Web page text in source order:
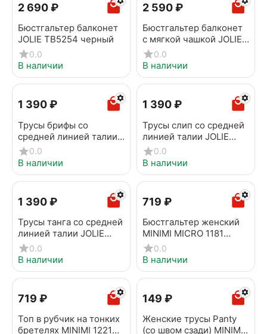
2 690₽
Бюстгальтер балконет
JOLIE TB5254 черный
0.0
В наличии
2 590₽
Бюстгальтер балконет
с мягкой чашкой JOLIE
TB6255 черный
0.0
В наличии
1 390₽
Трусы брифы со
средней линией талии
CONTE JOLIE TP1194
черный
0.0
В наличии
1 390₽
Трусы слип со средней
линией талии JOLIE
TP3195 черный
0.0
В наличии
1 390₽
Трусы танга со средней
линией талии JOLIE
TP6196 черный
0.0
В наличии
‍719‍ ₽
Бюстгальтер женский
MINIMI MICRO 1181
Bianco
0.0
В наличии
‍719‍ ₽
Топ в рубчик на тонких
бретелях MINIMI 1221S
‍149‍ ₽
Женские трусы Panty
(со швом сзади) MINIMI